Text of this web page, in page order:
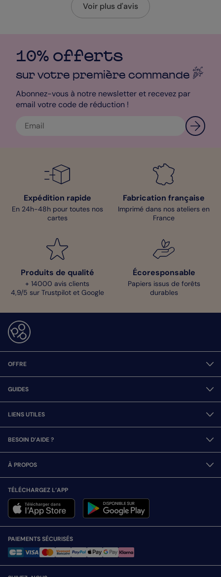
Voir plus d'avis
10% offerts
sur votre première commande
Abonnez-vous à notre newsletter et recevez par
email votre code de réduction !
Expédition rapide
En 24h-48h pour toutes nos
cartes
Fabrication française
Imprimé dans nos ateliers en
France
Produits de qualité
+ 14000 avis clients
4,9/5 sur Trustpilot et Google
Écoresponsable
Papiers issus de forêts
durables
OFFRE
GUIDES
LIENS UTILES
BESOIN D’AIDE ?
À PROPOS
TÉLÉCHARGEZ L’APP
PAIEMENTS SÉCURISÉS